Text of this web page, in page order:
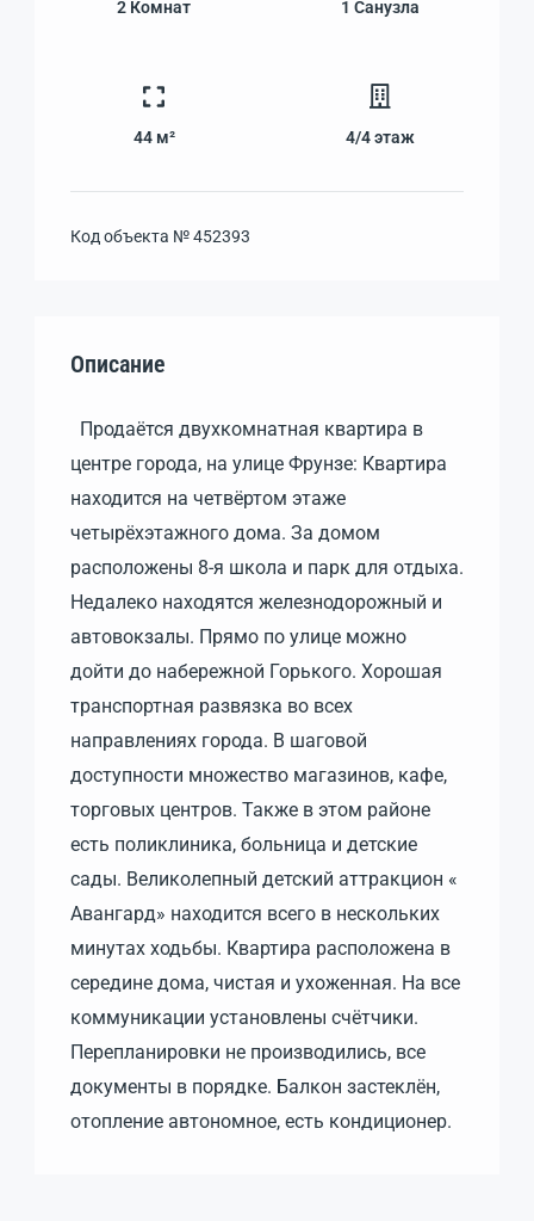
2 Комнат 1 Санузла
44 м² 4/4этаж
Код объекта №452393
Описание
Продаётся двухкомнатная квартира в
центре города, на улице Фрунзе: Квартира
находится на четвёртом этаже
четырёхэтажного дома. За домом
расположены 8-я школа и парк для отдыха.
Недалеко находятся железнодорожный и
автовокзалы. Прямо по улице можно
дойти до набережной Горького. Хорошая
транспортная развязка во всех
направлениях города. В шаговой
доступности множество магазинов, кафе,
торговых центров. Также в этом районе
есть поликлиника, больница и детские
сады. Великолепный детский аттракцион «
Авангард» находится всего в нескольких
минутах ходьбы. Квартира расположена в
середине дома, чистая и ухоженная. На все
коммуникации установлены счётчики.
Перепланировки не производились, все
документы в порядке. Балкон застеклён,
отопление автономное, есть кондиционер.